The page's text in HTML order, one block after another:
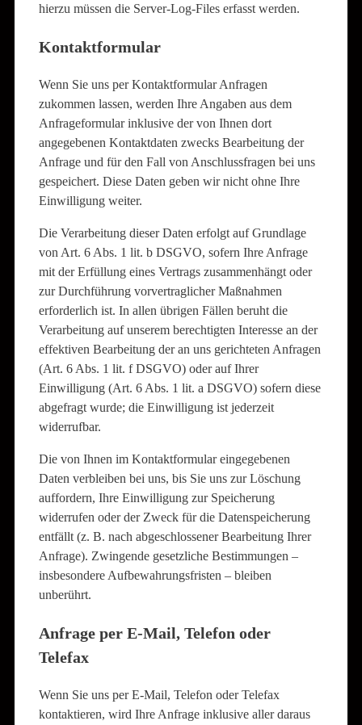
hierzu müssen die Server-Log-Files erfasst werden.
Kontaktformular
Wenn Sie uns per Kontaktformular Anfragen
zukommen lassen, werden Ihre Angaben aus dem
Anfrageformular inklusive der von Ihnen dort
angegebenen Kontaktdaten zwecks Bearbeitung der
Anfrage und für den Fall von Anschlussfragen bei uns
gespeichert. Diese Daten geben wir nicht ohne Ihre
Einwilligung weiter.
Die Verarbeitung dieser Daten erfolgt auf Grundlage
von Art. 6 Abs. 1 lit. b DSGVO, sofern Ihre Anfrage
mit der Erfüllung eines Vertrags zusammenhängt oder
zur Durchführung vorvertraglicher Maßnahmen
erforderlich ist. In allen übrigen Fällen beruht die
Verarbeitung auf unserem berechtigten Interesse an der
effektiven Bearbeitung der an uns gerichteten Anfragen
(Art. 6 Abs. 1 lit. f DSGVO) oder auf Ihrer
Einwilligung (Art. 6 Abs. 1 lit. a DSGVO) sofern diese
abgefragt wurde; die Einwilligung ist jederzeit
widerrufbar.
Die von Ihnen im Kontaktformular eingegebenen
Daten verbleiben bei uns, bis Sie uns zur Löschung
auffordern, Ihre Einwilligung zur Speicherung
widerrufen oder der Zweck für die Datenspeicherung
entfällt (z. B. nach abgeschlossener Bearbeitung Ihrer
Anfrage). Zwingende gesetzliche Bestimmungen –
insbesondere Aufbewahrungsfristen – bleiben
unberührt.
Anfrage per E-Mail, Telefon oder
Telefax
Wenn Sie uns per E-Mail, Telefon oder Telefax
kontaktieren, wird Ihre Anfrage inklusive aller daraus